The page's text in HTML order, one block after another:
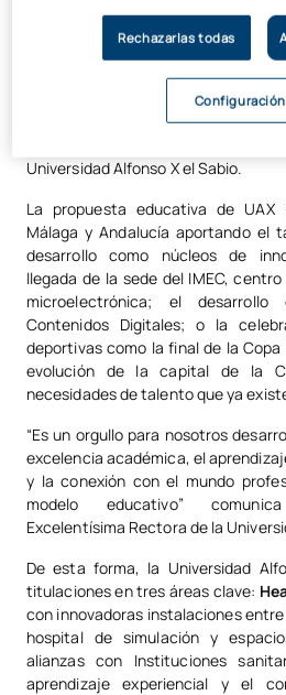
de mercado.
“Creemos firmemente que
conectada con las necesidades de
en la innovación será clave para el
región y para el éxito de nuestros
Universidad Alfonso X el Sabio.
La propuesta educativa de UAX
Málaga y Andalucía aportando el
desarrollo como núcleos de
llegada de la sede del IMEC,
microelectrónica; el
Contenidos Digitales; o la
deportivas como la final de la
evolución de la capital de la
necesidades de talento que ya
“Es un orgullo para nosotros
excelencia académica, el
y la conexión con el mundo
modelo educativo”
Excelentísima Rectora de la
De esta forma, la Universidad
titulaciones en tres áreas clave:
con innovadoras instalaciones
hospital de simulación y
alianzas con Instituciones
aprendizaje experiencial y el
Rechazarlas todas
Configuración